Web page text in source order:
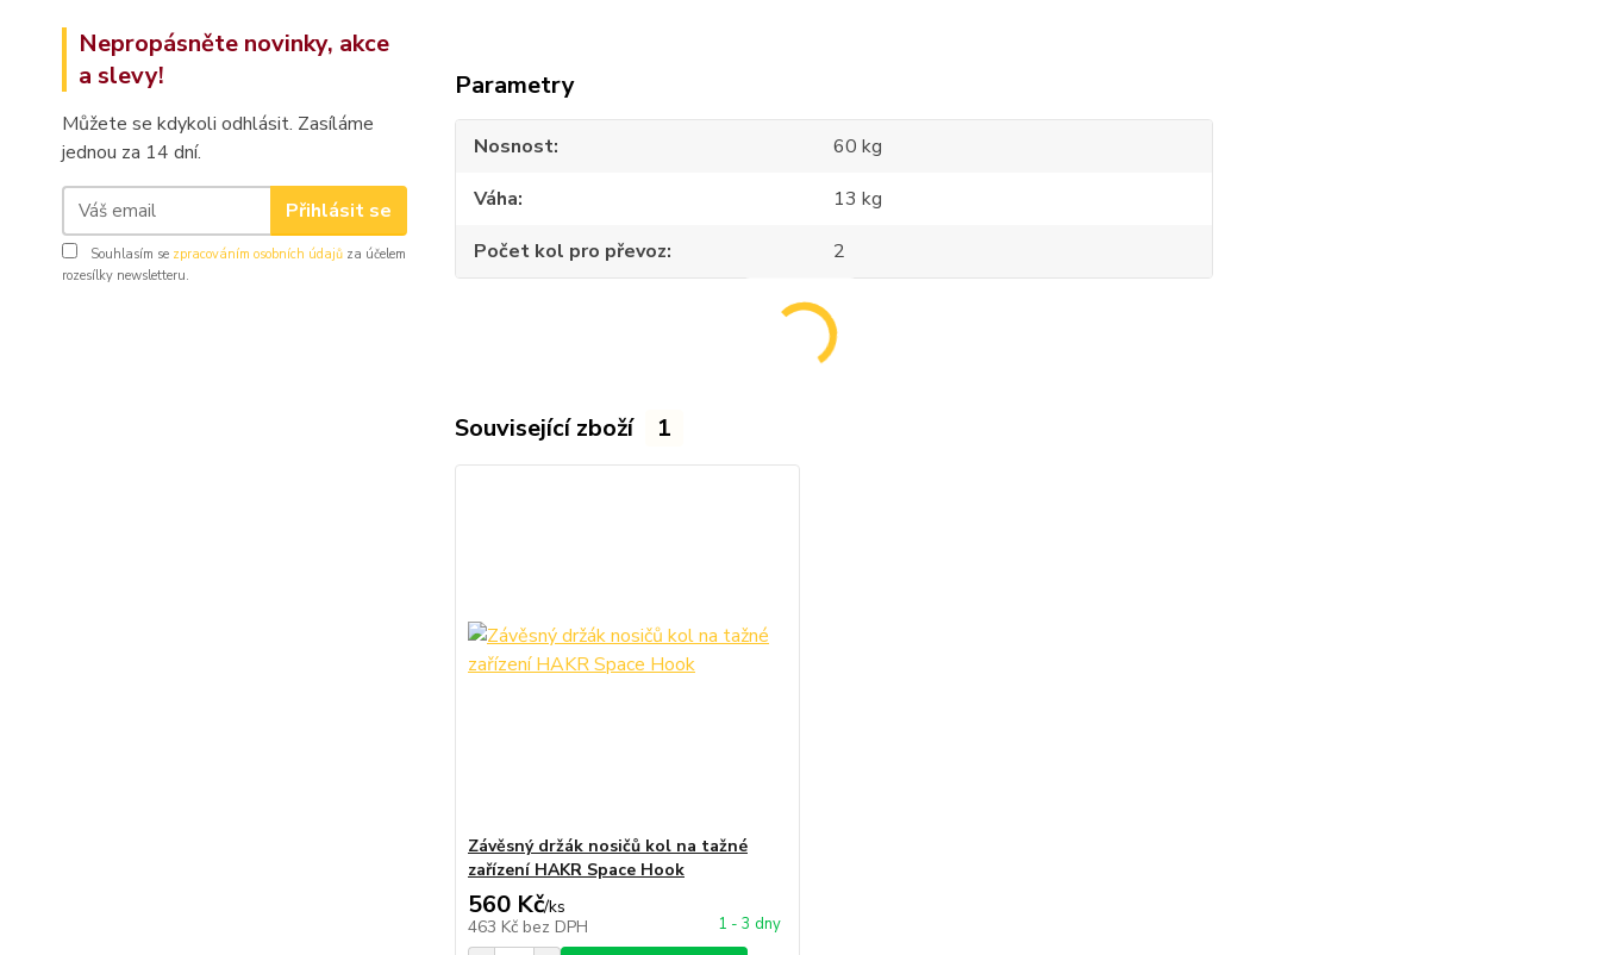
Nepropásněte novinky, akce
a slevy!
Můžete se kdykoli odhlásit. Zasíláme
jednou za 14 dní.
Přihlásit se
Souhlasím se zpracováním osobních údajů za účelem
rozesílky newsletteru.
Parametry
Nosnost
60 kg
Váha
13 kg
Počet kol pro převoz
2
Související zboží 1
Závěsný držák nosičů kol na tažné
zařízení HAKR Space Hook
560 Kč/ks
463 Kč bez DPH 1 - 3 dny